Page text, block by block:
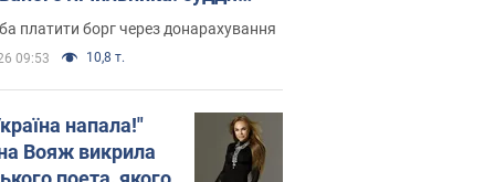
неочікуване рішення
платити борг через донарахування
09:53 10,8 т.
напала!"
Вояж викрила